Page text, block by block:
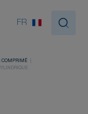
FR
COMPRIMÉ